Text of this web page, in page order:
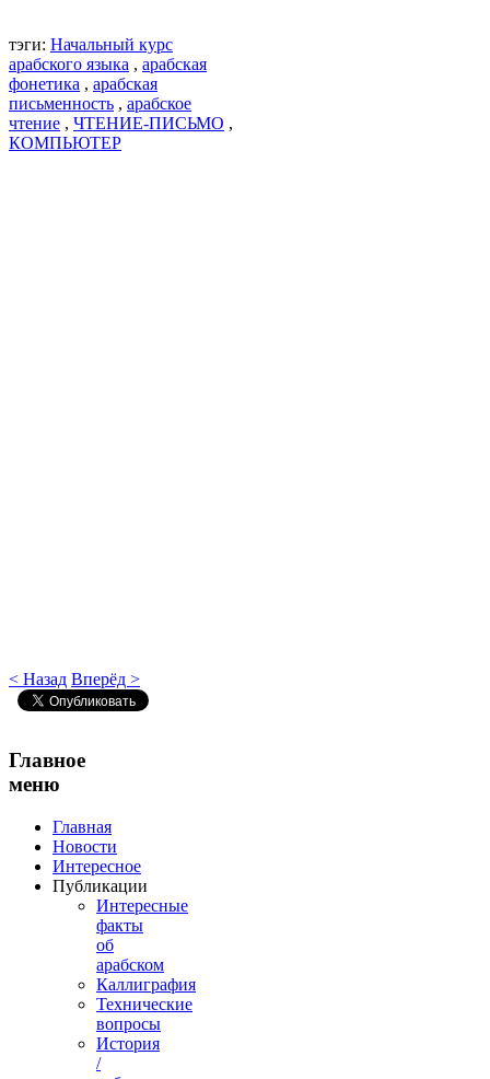
тэги: Начальный курс
арабского языка , арабская
фонетика , арабская
письменность , арабское
чтение , ЧТЕНИЕ-ПИСЬМО ,
КОМПЬЮТЕР
< Назад Вперёд >
Главное
меню
Главная
Новости
Интересное
Публикации
Интересные
факты
об
арабском
Каллиграфия
Технические
вопросы
История
/